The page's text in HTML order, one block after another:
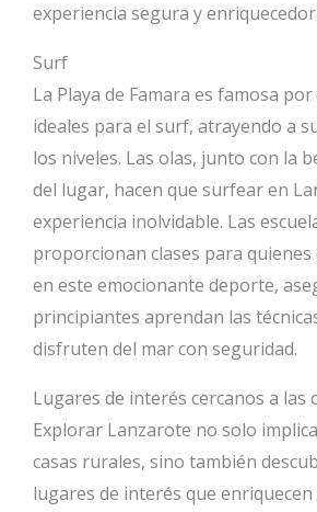
experiencia segura y
Surf
La Playa de Famara es famosa
ideales para el surf, atrayendo a
los niveles. Las olas, junto con la
del lugar, hacen que surfear en
experiencia inolvidable. Las
proporcionan clases para quienes
en este emocionante deporte,
principiantes aprendan las
disfruten del mar con seguridad.
Lugares de interés cercanos a las
Explorar Lanzarote no solo
casas rurales, sino también
lugares de interés que enriquecen